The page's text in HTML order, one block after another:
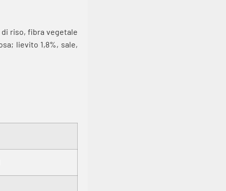
di riso, fibra vegetale
lievito 1,8%, sale,